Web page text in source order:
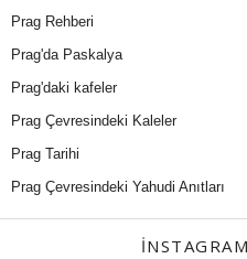
Prag Rehberi
Prag'da Paskalya
Prag'daki kafeler
Prag Çevresindeki Kaleler
Prag Tarihi
Prag Çevresindeki Yahudi Anıtları